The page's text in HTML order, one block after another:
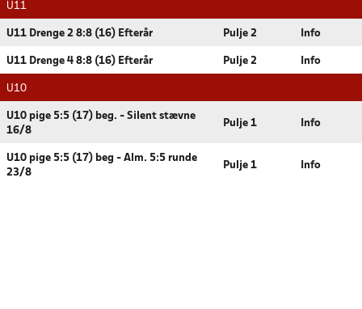
U11
U11 Drenge 2 8:8 (16) Efterår Pulje 2 Info
U11 Drenge 4 8:8 (16) Efterår Pulje 2 Info
U10
U10 pige 5:5 (17) beg. - Silent stævne
16/8
Pulje 1 Info
U10 pige 5:5 (17) beg - Alm. 5:5 runde
23/8
Pulje 1 Info